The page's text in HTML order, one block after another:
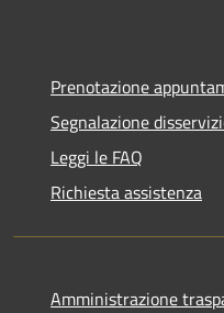
Prenotazione
Segnalazione
Leggi le FAQ
Richiesta assistenza
Amministrazione